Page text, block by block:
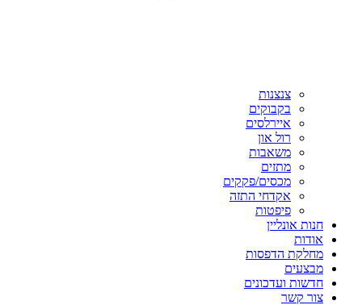
צנצנות
בקבוקים
איירלסים
רול און
משאבות
מתזים
מכסים/פקקים
אקדחי התזה
פיפטות
חנות אונליין
אודות
מחלקת הדפסות
מבצעים
חדשות ועדכונים
צור קשר